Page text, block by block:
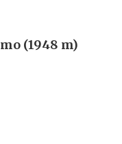
(1948 m)